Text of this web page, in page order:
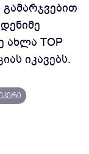
ახლა TOP
იკავებს.